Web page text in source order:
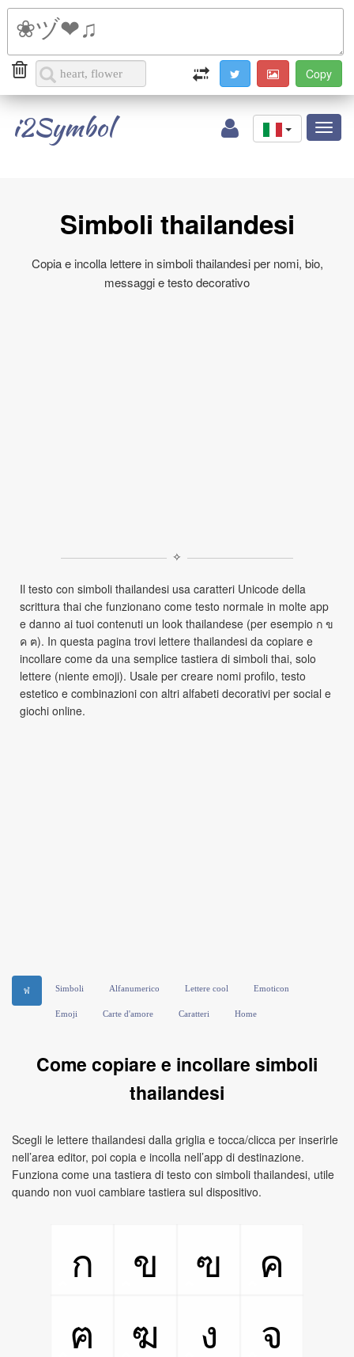
i2Symbol
Simboli thailandesi
Copia e incolla lettere in simboli thailandesi per nomi, bio,
messaggi e testo decorativo
✧
Il testo con simboli thailandesi usa caratteri Unicode della
scrittura thai che funzionano come testo normale in molte app
e danno ai tuoi contenuti un look thailandese (per esempio ก ข
ค ฅ). In questa pagina trovi lettere thailandesi da copiare e
incollare come da una semplice tastiera di simboli thai, solo
lettere (niente emoji). Usale per creare nomi profilo, testo
estetico e combinazioni con altri alfabeti decorativi per social e
giochi online.
ฬ Simboli Alfanumerico Lettere cool Emoticon
Emoji Carte d'amore Caratteri Home
Come copiare e incollare simboli
thailandesi
Scegli le lettere thailandesi dalla griglia e tocca/clicca per inserirle
nell’area editor, poi copia e incolla nell’app di destinazione.
Funziona come una tastiera di testo con simboli thailandesi, utile
quando non vuoi cambiare tastiera sul dispositivo.
ก ข ฃ
ค
ฅ
ฆ ง
จ